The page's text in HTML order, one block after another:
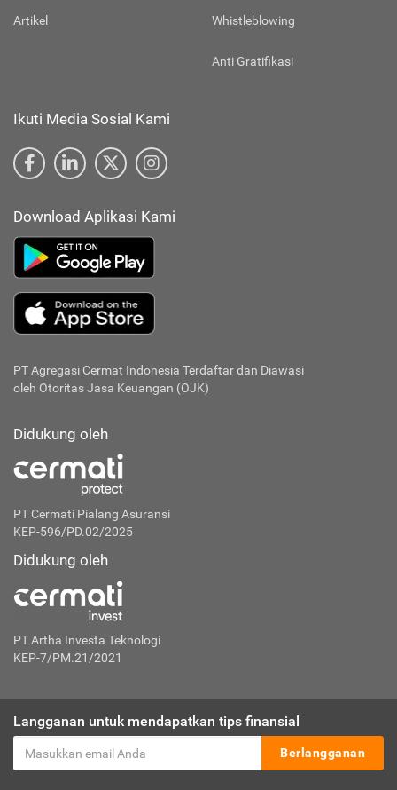
Artikel Whistleblowing
Anti Gratifikasi
Ikuti Media Sosial Kami
Download Aplikasi Kami
PT Agregasi Cermat Indonesia Terdaftar dan Diawasi
oleh Otoritas Jasa Keuangan (OJK)
Didukung oleh
PT Cermati Pialang Asuransi
KEP-596/PD.02/2025
Didukung oleh
PT Artha Investa Teknologi
KEP-7/PM.21/2021
Langganan untuk mendapatkan tips finansial
Berlangganan